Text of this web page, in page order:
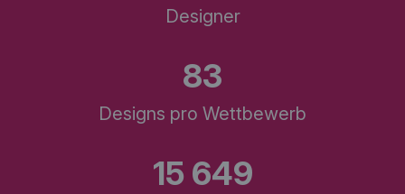
Designer
83
Designs pro Wettbewerb
15 649